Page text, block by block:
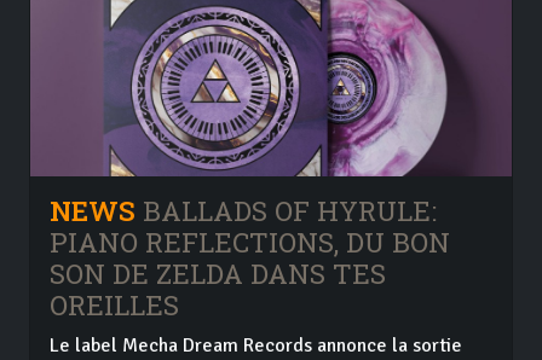
NEWS BALLADS OF HYRULE:
PIANO REFLECTIONS, DU BON
SON DE ZELDA DANS TES
OREILLES
Le label Mecha Dream Records annonce la sortie